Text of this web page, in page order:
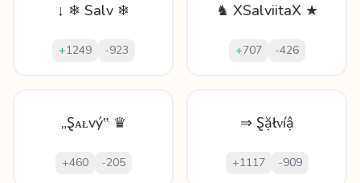
↓ ❄ Salv ❄
+1249 -923
♞ XSalviitaX ★
+707 -426
„Ȿᴀᴌvý‟ ♛
+460 -205
⇒ Ȿặłνíậ
+1117 -909